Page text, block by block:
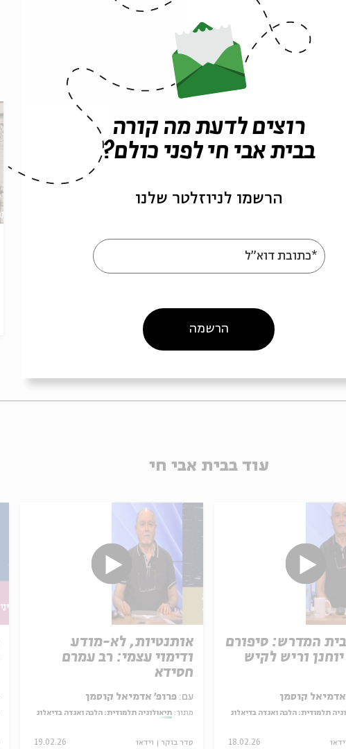
פרקים נוספים בסדרה
למדע
אסתי גולדשמידט אייזנמן
טעמי המצוות
עם: פרופ' אסתי גולדשמידט אייזנמן
וידאו
עוד בבית אבי חי
אותנטיות, לא-מודע
ודימוי עצמי: רב עמרם
חסידא
עם: פרופ' אדמיאל קוסמן
מתוך: תיאולוגיה תלמודית: הלכה ואגדה בדיאלוג
סדר בוקר וידאו 19.02.26
המדרש: סיפורם
וריש לקיש
אדמיאל קוסמן
תלמודית: הלכה ואגדה בדיאלוג
18.02.26
רוצים לדעת מה קורה
בבית אבי חי לפני כולם?
הרשמו לניוזלטר שלנו
*כתובת דוא"ל
הרשמה